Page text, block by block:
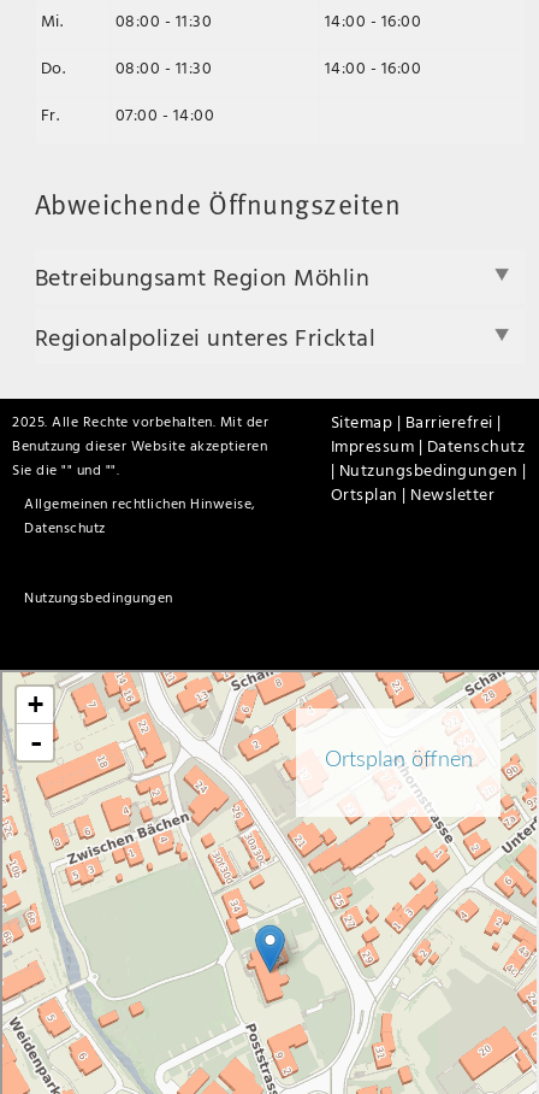
Mi.
08:00 - 11:30
14:00 - 16:00
Do.
08:00 - 11:30
14:00 - 16:00
Fr.
07:00 - 14:00
Abweichende Öffnungszeiten
Betreibungsamt Region Möhlin
Regionalpolizei unteres Fricktal
2025. Alle Rechte vorbehalten. Mit der
Benutzung dieser Website akzeptieren
Sie die "
Allgemeinen rechtlichen Hinweise,
Datenschutz
" und "
Nutzungsbedingungen
".
Sitemap | Barrierefrei |
Impressum | Datenschutz
| Nutzungsbedingungen |
Ortsplan | Newsletter